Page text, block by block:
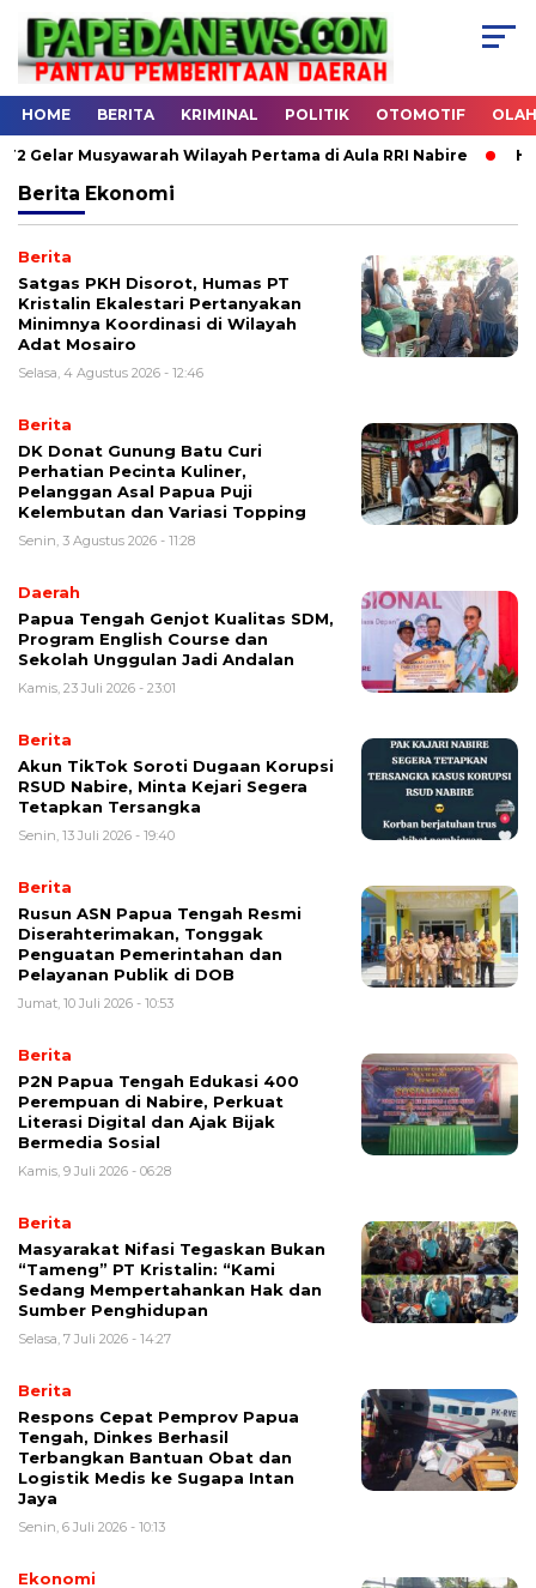
HOME BERITA KRIMINAL POLITIK OTOMOTIF
Musyawarah Wilayah Pertama di Aula RRI Nabire Halal
Berita Ekonomi
Berita
Satgas PKH Disorot, Humas PT
Kristalin Ekalestari Pertanyakan
Minimnya Koordinasi di Wilayah
Adat Mosairo
Selasa, 4 Agustus 2026 - 12:46
Berita
DK Donat Gunung Batu Curi
Perhatian Pecinta Kuliner,
Pelanggan Asal Papua Puji
Kelembutan dan Variasi Topping
Senin, 3 Agustus 2026 - 11:28
Daerah
Papua Tengah Genjot Kualitas SDM,
Program English Course dan
Sekolah Unggulan Jadi Andalan
Kamis, 23 Juli 2026 - 23:01
Berita
Akun TikTok Soroti Dugaan Korupsi
RSUD Nabire, Minta Kejari Segera
Tetapkan Tersangka
Senin, 13 Juli 2026 - 19:40
Berita
Rusun ASN Papua Tengah Resmi
Diserahterimakan, Tonggak
Penguatan Pemerintahan dan
Pelayanan Publik di DOB
Jumat, 10 Juli 2026 - 10:53
Berita
P2N Papua Tengah Edukasi 400
Perempuan di Nabire, Perkuat
Literasi Digital dan Ajak Bijak
Bermedia Sosial
Kamis, 9 Juli 2026 - 06:28
Berita
Masyarakat Nifasi Tegaskan Bukan
“Tameng” PT Kristalin: “Kami
Sedang Mempertahankan Hak dan
Sumber Penghidupan
Selasa, 7 Juli 2026 - 14:27
Berita
Respons Cepat Pemprov Papua
Tengah, Dinkes Berhasil
Terbangkan Bantuan Obat dan
Logistik Medis ke Sugapa Intan
Jaya
Senin, 6 Juli 2026 - 10:13
Ekonomi